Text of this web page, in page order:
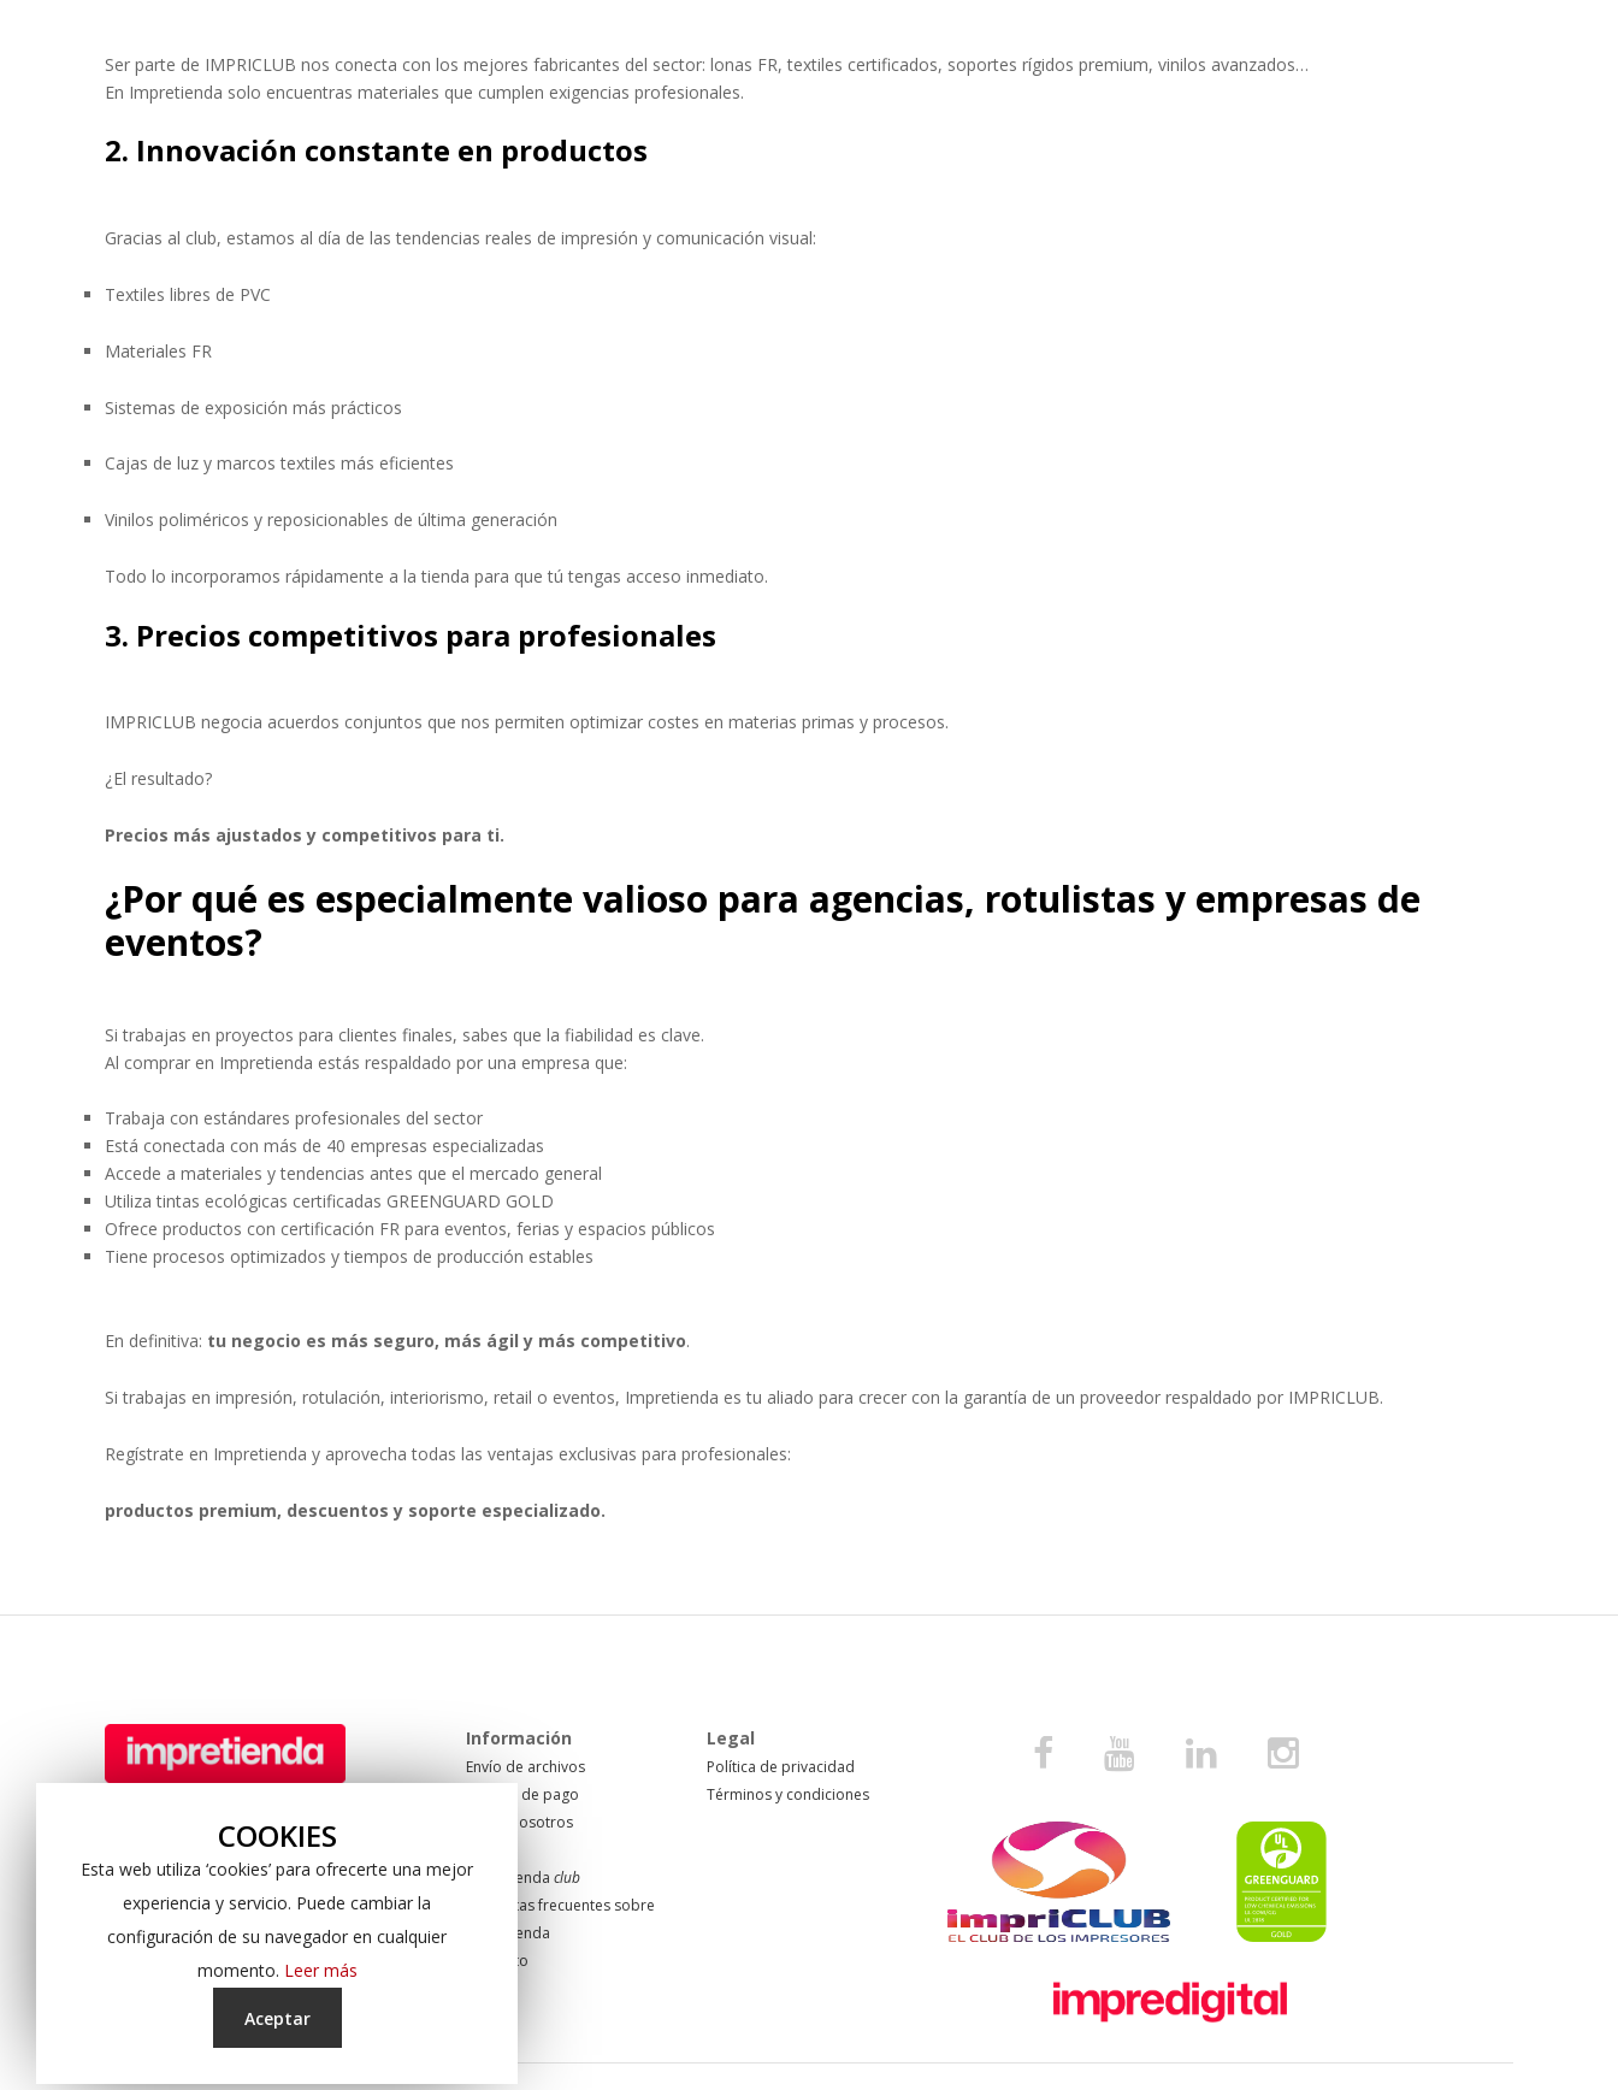
COOKIES
Esta web utiliza ‘cookies’ para ofrecerte una mejor
experiencia y servicio. Puede cambiar la
configuración de su navegador en cualquier
momento. Leer más
Aceptar
Ser parte de IMPRICLUB nos conecta con los mejores fabricantes del sector: lonas FR, textiles certificados, soportes rígidos premium, vinilos avanzados…
En Impretienda solo encuentras materiales que cumplen exigencias profesionales.
2. Innovación constante en productos
Gracias al club, estamos al día de las tendencias reales de impresión y comunicación visual:
Textiles libres de PVC
Materiales FR
Sistemas de exposición más prácticos
Cajas de luz y marcos textiles más eficientes
Vinilos poliméricos y reposicionables de última generación
Todo lo incorporamos rápidamente a la tienda para que tú tengas acceso inmediato.
3. Precios competitivos para profesionales
IMPRICLUB negocia acuerdos conjuntos que nos permiten optimizar costes en materias primas y procesos.
¿El resultado?
Precios más ajustados y competitivos para ti.
¿Por qué es especialmente valioso para agencias, rotulistas y empresas de
eventos?
Si trabajas en proyectos para clientes finales, sabes que la fiabilidad es clave.
Al comprar en Impretienda estás respaldado por una empresa que:
Trabaja con estándares profesionales del sector
Está conectada con más de 40 empresas especializadas
Accede a materiales y tendencias antes que el mercado general
Utiliza tintas ecológicas certificadas GREENGUARD GOLD
Ofrece productos con certificación FR para eventos, ferias y espacios públicos
Tiene procesos optimizados y tiempos de producción estables
En definitiva: tu negocio es más seguro, más ágil y más competitivo.
Si trabajas en impresión, rotulación, interiorismo, retail o eventos, Impretienda es tu aliado para crecer con la garantía de un proveedor respaldado por IMPRICLUB.
Regístrate en Impretienda y aprovecha todas las ventajas exclusivas para profesionales:
productos premium, descuentos y soporte especializado.
Pol. Sector 20. C/ Mare Nostrum 67
04009 Almería. Spain
Información
Envío de archivos
Formas de pago
Sobre nosotros
Impretienda club
Preguntas frecuentes sobre
Impretienda
Contacto
Legal
Política de privacidad
Términos y condiciones